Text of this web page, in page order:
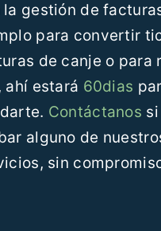
la gestión de
para convertir
de canje o para
ahí estará 60dias
Contáctanos
alguno de
sin